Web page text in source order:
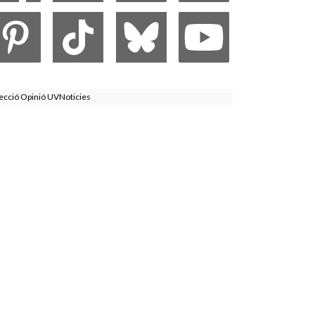
Opinió UVNoticies